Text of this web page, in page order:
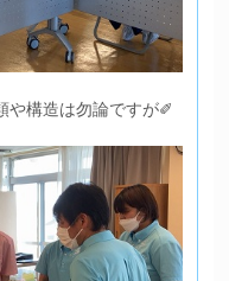
や構造は勿論ですが✐